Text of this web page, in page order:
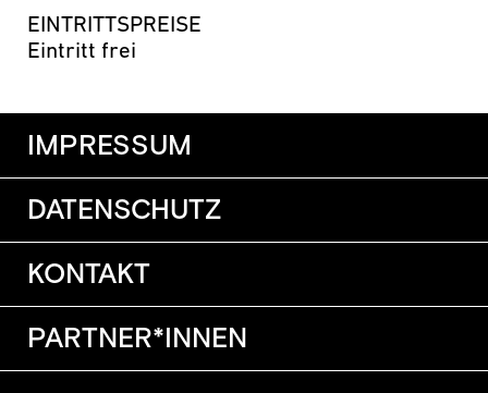
EINTRITTSPREISE
Eintritt frei
IMPRESSUM
DATENSCHUTZ
KONTAKT
PARTNER*INNEN